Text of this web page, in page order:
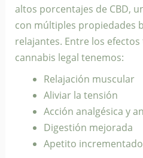
altos porcentajes de CBD,
con múltiples propiedades
relajantes. Entre los
cannabis legal tenemos:
Relajación muscular
Aliviar la tensión
Acción analgésica y
Digestión mejorada
Apetito incrementado